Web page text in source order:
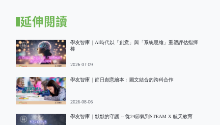
延伸閱讀
學友智庫｜AI時代以「創意」與「系統思維」重塑評估指揮
棒
2026-07-09
學友智庫｜節日創意繪本：圖文結合的跨科合作
2026-08-06
學友智庫｜默默的守護 -- 從24節氣到STEAM X 航天教育